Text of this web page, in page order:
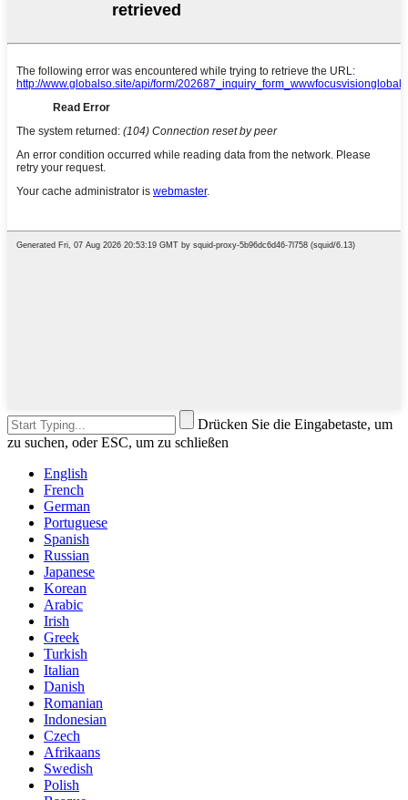
Drücken Sie die Eingabetaste, um
zu suchen, oder ESC, um zu schließen
English
French
German
Portuguese
Spanish
Russian
Japanese
Korean
Arabic
Irish
Greek
Turkish
Italian
Danish
Romanian
Indonesian
Czech
Afrikaans
Swedish
Polish